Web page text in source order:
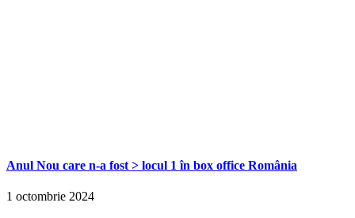
Anul Nou care n-a fost > locul 1 în box office România
1 octombrie 2024